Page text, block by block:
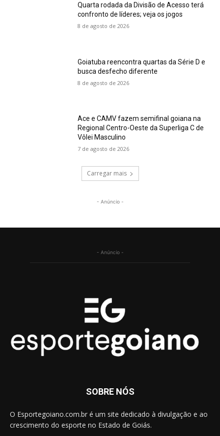
Quarta rodada da Divisão de Acesso terá
confronto de líderes; veja os jogos
8 de agosto de 2026
Goiatuba reencontra quartas da Série D e
busca desfecho diferente
8 de agosto de 2026
Ace e CAMV fazem semifinal goiana na
Regional Centro-Oeste da Superliga C de
Vôlei Masculino
7 de agosto de 2026
Carregar mais
- Anúncio -
- Anúncio -
SOBRE NÓS
O Esportegoiano.com.br é um site dedicado à divulgação e ao
crescimento do esporte no Estado de Goiás.